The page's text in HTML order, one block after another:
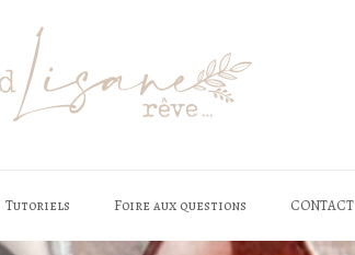
Tutoriels Foire aux questions CONTACT